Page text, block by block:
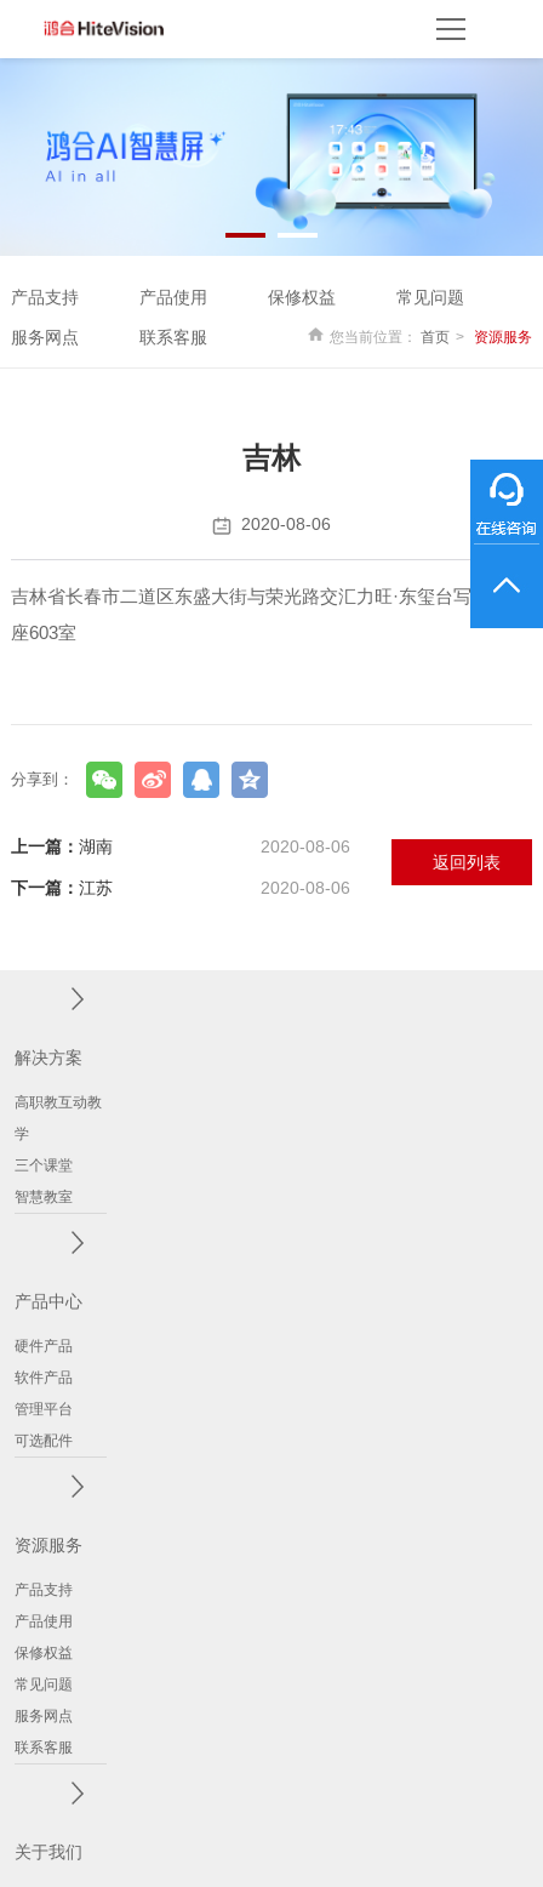
产品方案
关于鸿合
企业动态
联系我们
监督举报
鸿合海外
产品支持 产品使用 保修权益 常见问题
服务网点 联系客服 您当前位置： 首页 资源服务
吉林
2020-08-06
吉林省长春市二道区东盛大街与荣光路交汇力旺·东玺台写字楼B
座603室
分享到：
上一篇： 湖南 2020-08-06
下一篇： 江苏 2020-08-06
返回列表
解决方案
高职教互动教
学
三个课堂
智慧教室
产品中心
硬件产品
软件产品
管理平台
可选配件
资源服务
产品支持
产品使用
保修权益
常见问题
服务网点
联系客服
关于我们